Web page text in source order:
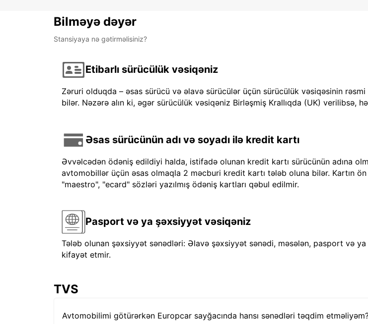
Bilməyə dəyər
Stansiyaya nə gətirməlisiniz?
Etibarlı sürücülük vəsiqəniz
Zəruri olduqda – əsas sürücü və əlavə sürücülər üçün sürücülük vəsiqəsinin
bilər. Nəzərə alın ki, əgər sürücülük vəsiqəniz Birləşmiş Krallıqda (UK) verilibsə,
Əsas sürücünün adı və soyadı ilə kredit kartı
Əvvəlcədən ödəniş edildiyi halda, istifadə olunan kredit kartı sürücünün adına
avtomobillər üçün əsas olmaqla 2 məcburi kredit kartı tələb oluna bilər. Kartın
"maestro", "ecard" sözləri yazılmış ödəniş kartları qəbul edilmir.
Pasport və ya şəxsiyyət vəsiqəniz
Tələb olunan şəxsiyyət sənədləri: Əlavə şəxsiyyət sənədi, məsələn, pasport və
kifayət etmir.
TVS
Avtomobilimi götürərkən Europcar sayğacında hansı sənədləri təqdim